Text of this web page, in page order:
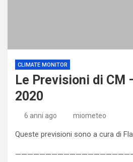
CLIMATE MONITOR
Le Previsioni di CM
2020
6 anni ago miometeo
Queste previsioni sono a cura di